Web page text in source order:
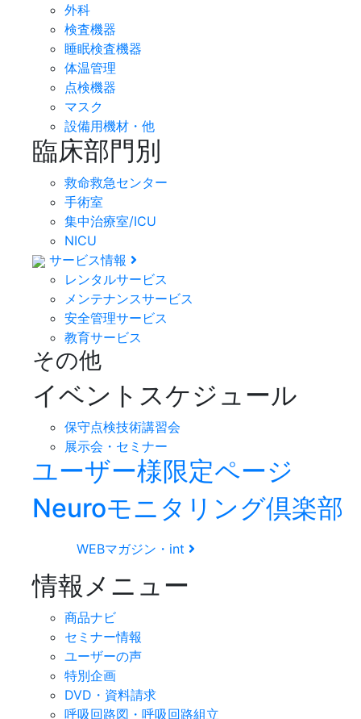
外科
検査機器
睡眠検査機器
体温管理
点検機器
マスク
設備用機材・他
臨床部門別
救命救急センター
手術室
集中治療室/ICU
NICU
サービス情報
レンタルサービス
メンテナンスサービス
安全管理サービス
教育サービス
その他
イベントスケジュール
保守点検技術講習会
展示会・セミナー
ユーザー様限定ページ
Neuroモニタリング倶楽部
WEBマガジン・int
情報メニュー
商品ナビ
セミナー情報
ユーザーの声
特別企画
DVD・資料請求
呼吸回路図・呼吸回路組立